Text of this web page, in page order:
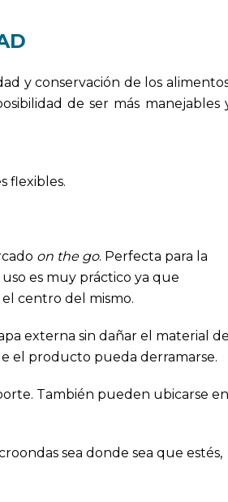
y conservación de los
de ser más manejables
flexibles.
on the go. Perfecta para la
es muy práctico ya que
centro del mismo.
externa sin dañar el material de
el producto pueda derramarse.
También pueden ubicarse en
sea donde sea que estés,